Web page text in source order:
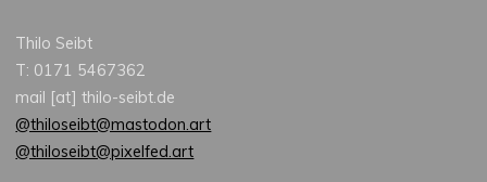
Thilo Seibt
T: 0171 5467362
mail [at] thilo-seibt.de
@thiloseibt@mastodon.art
@thiloseibt@pixelfed.art